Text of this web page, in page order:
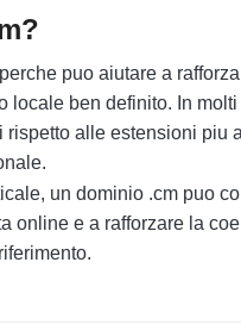
puo aiutare a
locale ben definito. In
alle estensioni piu
un dominio .cm puo
online e a rafforzare la